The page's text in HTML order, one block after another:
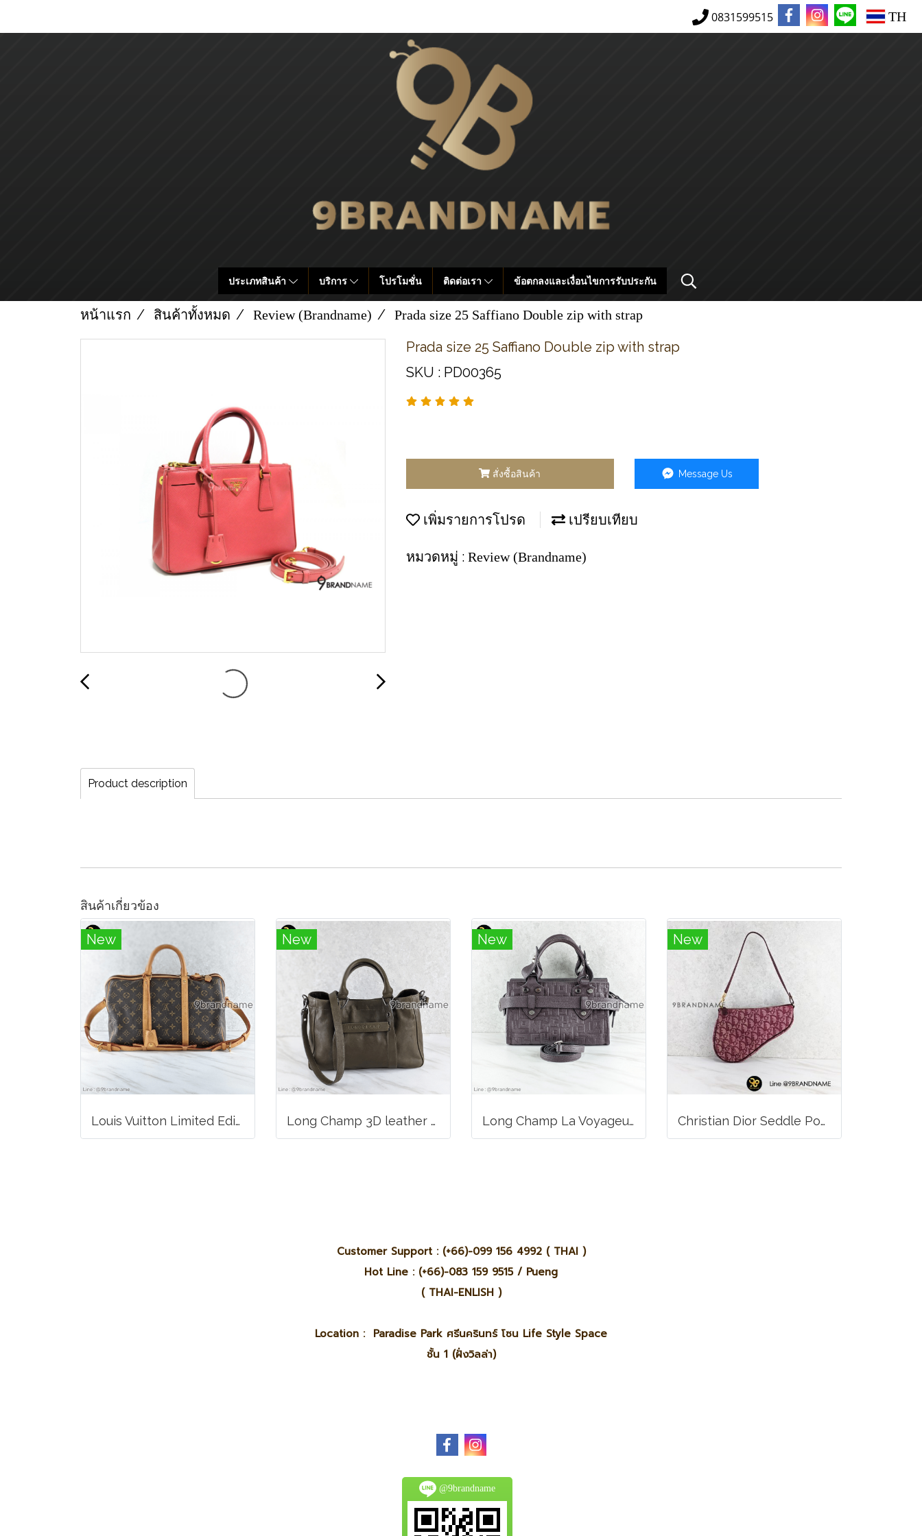
0831599515 TH
ประเภทสินค้า บริการ โปรโมชั่น ติดต่อเรา ข้อตกลงและเงื่อนไขการรับประกัน
หน้าแรก สินค้าทั้งหมด Review (Brandname) Prada size 25 Saffiano Double zip with strap
Prada size 25 Saffiano Double zip with strap
SKU : PD00365
สั่งซื้อสินค้า Message Us
เพิ่มรายการโปรด เปรียบเทียบ
หมวดหมู่ : Review (Brandname)
Product description
สินค้าเกี่ยวข้อง
New
Louis Vuitton Limited Edition Monogram Canvas Sofia Coppola SC Bag
New
Long Champ 3D leather handbag
New
Long Champ La Voyageuse Bag Leather
New
Christian Dior Seddle Pouch Accessory Hand Bag
Customer Support : (+66)-099 156 4992 ( THAI )
Hot Line : (+66)-083 159 9515 / Pueng
( THAI-ENLISH )
Location : Paradise Park ศรีนครินทร์ โซน Life Style Space
ชั้น 1 (ฝั่งวิลล่า)
@9brandname